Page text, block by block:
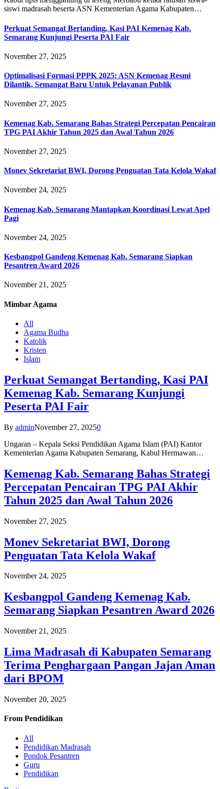
siswi madrasah beserta ASN Kementerian Agama Kabupaten…
Perkuat Semangat Bertanding, Kasi PAI Kemenag Kab.
Semarang Kunjungi Peserta PAI Fair
November 27, 2025
Optimalisasi Formasi PPPK 2025: ASN Kemenag Resmi
Dilantik, Semangat Baru Untuk Pelayanan Publik
November 27, 2025
Kemenag Kab. Semarang Bahas Strategi Percepatan Pencairan
TPG PAI Akhir Tahun 2025 dan Awal Tahun 2026
November 27, 2025
Monev Sekretariat BWI, Dorong Penguatan Tata Kelola Wakaf
November 24, 2025
Kemenag Kab. Semarang Mantapkan Koordinasi Lewat Apel
Pagi
November 24, 2025
Kesbangpol Gandeng Kemenag Kab. Semarang Siapkan
Pesantren Award 2026
November 21, 2025
Mimbar Agama
All
Agama Budha
Katolik
Kristen
Islam
Perkuat Semangat Bertanding, Kasi PAI
Kemenag Kab. Semarang Kunjungi
Peserta PAI Fair
By adminNovember 27, 20250
Ungaran – Kepala Seksi Pendidikan Agama Islam (PAI) Kantor
Kementerian Agama Kabupaten Semarang, Kabul Hermawan…
Kemenag Kab. Semarang Bahas Strategi
Percepatan Pencairan TPG PAI Akhir
Tahun 2025 dan Awal Tahun 2026
November 27, 2025
Monev Sekretariat BWI, Dorong
Penguatan Tata Kelola Wakaf
November 24, 2025
Kesbangpol Gandeng Kemenag Kab.
Semarang Siapkan Pesantren Award 2026
November 21, 2025
Lima Madrasah di Kabupaten Semarang
Terima Penghargaan Pangan Jajan Aman
dari BPOM
November 20, 2025
From Pendidikan
All
Pendidikan Madrasah
Pondok Pesantren
Guru
Pendidikan